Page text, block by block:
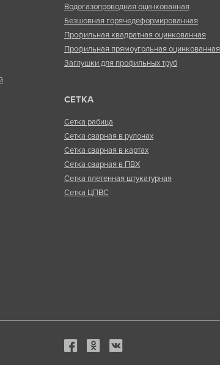
Водогазопроводная оцинкованная
Безшовная горячедеформированная
Профильная квадратная оцинкованная
Профильная прямоугольная оцинкованная
Заглушки для профильных труб
СЕТКА
Сетка рабица
Сетка сварная в рулонах
Сетка сварная в картах
Сетка сварная в ПВХ
Сетка плетенная штукатурная
Сетка ЦПВС